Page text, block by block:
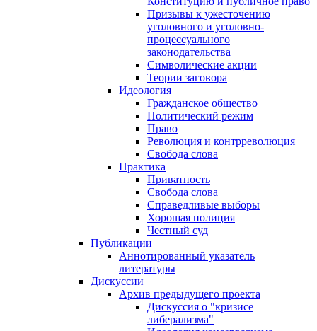
Призывы к ужесточению
уголовного и уголовно-
процессуального
законодательства
Символические акции
Теории заговора
Идеология
Гражданское общество
Политический режим
Право
Революция и контрреволюция
Свобода слова
Практика
Приватность
Свобода слова
Справедливые выборы
Хорошая полиция
Честный суд
Публикации
Аннотированный указатель
литературы
Дискуссии
Архив предыдущего проекта
Дискуссия о "кризисе
либерализма"